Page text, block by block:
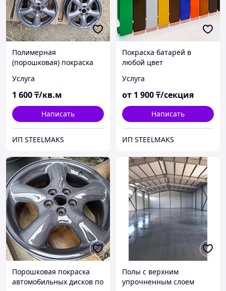
Полимерная
(порошковая) покраска
(Металл surlau)
Услуга
1 600₸/кв.м
Написать
ИП STEELMAKS
Покраска батарей в
любой цвет
Услуга
от 1 900₸/секция
Написать
ИП STEELMAKS
Порошковая покраска
автомобильных дисков по
Полы с верхним
упрочненным слоем